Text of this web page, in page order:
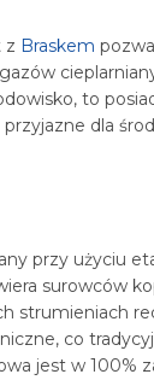
z Braskem
to
dla
przy użyciu
surowców
strumieniach
co
jest w 100%